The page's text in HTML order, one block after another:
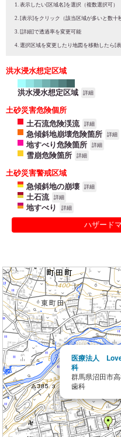
表示したい[区域名]を選択（複数選択可）
[表示]をクリック（該当区域が多いと数十
[詳細]で透過率を変更可能
選択区域を変更したり地図を移動したら[
洪水浸水想定区域
洪水浸水想定区域 詳細
土砂災害危険個所
土石流危険渓流
詳細
急傾斜地崩壊危険箇所 詳細
地すべり危険箇所 詳細
雪崩危険箇所 詳細
土砂災害警戒区域
急傾斜地の崩壊
詳細
土石流 詳細
地すべり 詳細
ハザード
医療法人
科
群馬県沼田市
歯科